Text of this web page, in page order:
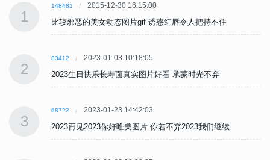
1
148481 2015-12-30 16:15:00
比较邪恶的美女动态图片gif 诱惑红唇令人把持不住
2
83412 2023-01-03 10:18:05
2023生日快乐长寿面真实图片好看 承蒙时光不弃
3
68722 2023-01-23 14:42:03
2023再见2023你好唯美图片 你若不弃2023我们继续